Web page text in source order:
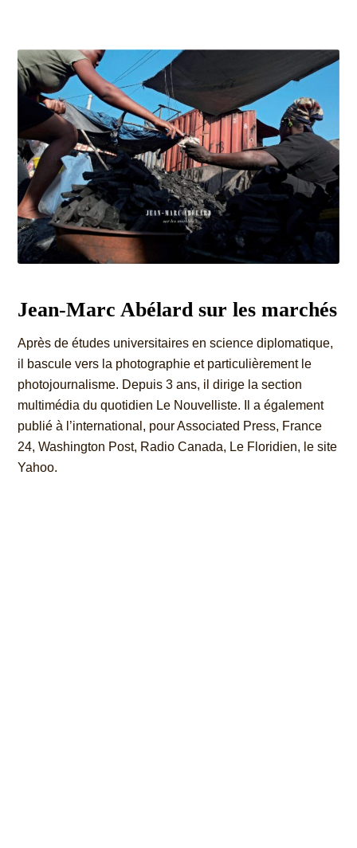
Jean-Marc Abélardsur les marchés
Après de études universitaires en science diplomatique,
il bascule vers la photographie et particu lièrement le
photojourna lisme. Depuis 3 ans, il dirige la section
multimédia du quotidien Le Nouvelliste. Il a également
publié à l’international, pour Associated Press, France
24,Washington Post, RadioCanada, Le Floridien, le site
Yahoo.